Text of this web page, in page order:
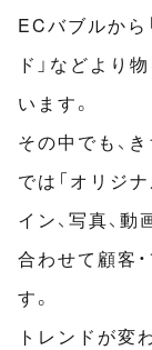
ECバブルから
ド」などより
います。
その中でも、
では「オリジ
イン、写真、
合わせて顧客
す。
トレンドが変